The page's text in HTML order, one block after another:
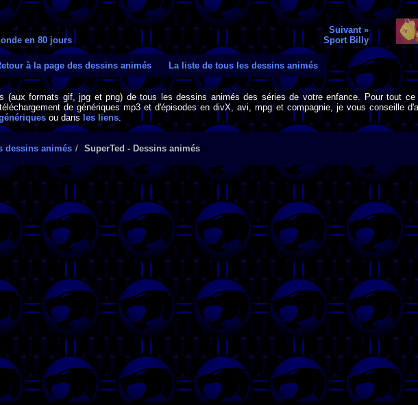
en 80 jours
Suivant »
Sport Billy
à la page des dessins animés La liste de tous les dessins animés
(aux formats gif, jpg et png) de tous les dessins animés des séries de votre enfance. Pour tout ce
de génériques mp3 et d'épisodes en divX, avi, mpg et compagnie, je vous conseille
ou dans les liens
dessins animés SuperTed - Dessins animés